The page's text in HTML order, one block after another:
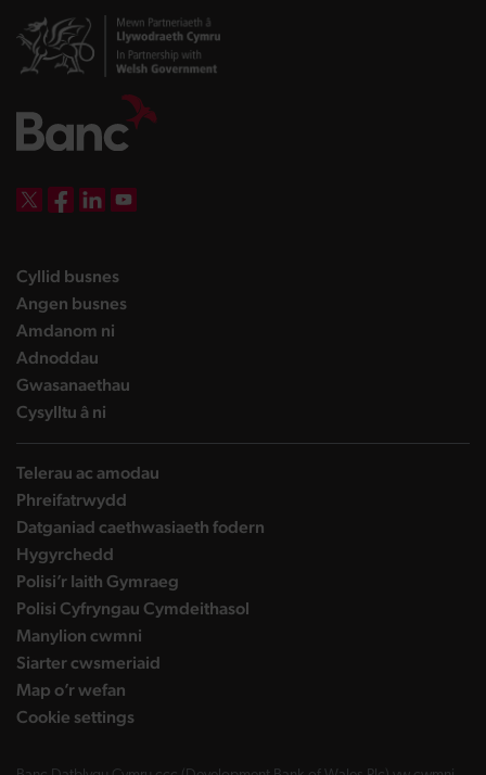
Cyllid busneslanding page
Angen busneslanding page
Amdanom ni
Adnoddau
Gwasanaethau
Cysylltu â ni
Telerau ac amodau
Phreifatrwydd
Datganiad caethwasiaeth fodern
Hygyrchedd
Polisi’r Iaith Gymraeg
Polisi Cyfryngau Cymdeithasol
Manylion cwmni
Siarter cwsmeriaid
Map o’r wefan
Cookie settings